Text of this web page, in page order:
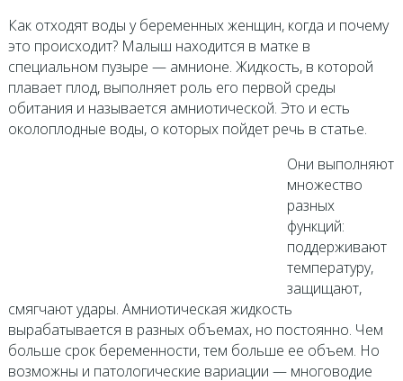
Как отходят воды у беременных женщин, когда и почему
это происходит? Малыш находится в матке в
специальном пузыре — амнионе. Жидкость, в которой
плавает плод, выполняет роль его первой среды
обитания и называется амниотической. Это и есть
околоплодные воды, о которых пойдет речь в статье.
Они выполняют
множество
разных
функций:
поддерживают
температуру,
защищают,
смягчают удары. Амниотическая жидкость
вырабатывается в разных объемах, но постоянно. Чем
больше срок беременности, тем больше ее объем. Но
возможны и патологические вариации — многоводие